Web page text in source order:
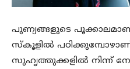
പുണ്യങ്ങളുടെ
സ്കൂളിൽ
സുഹൃത്തുക്കളിൽ നിന്ന്